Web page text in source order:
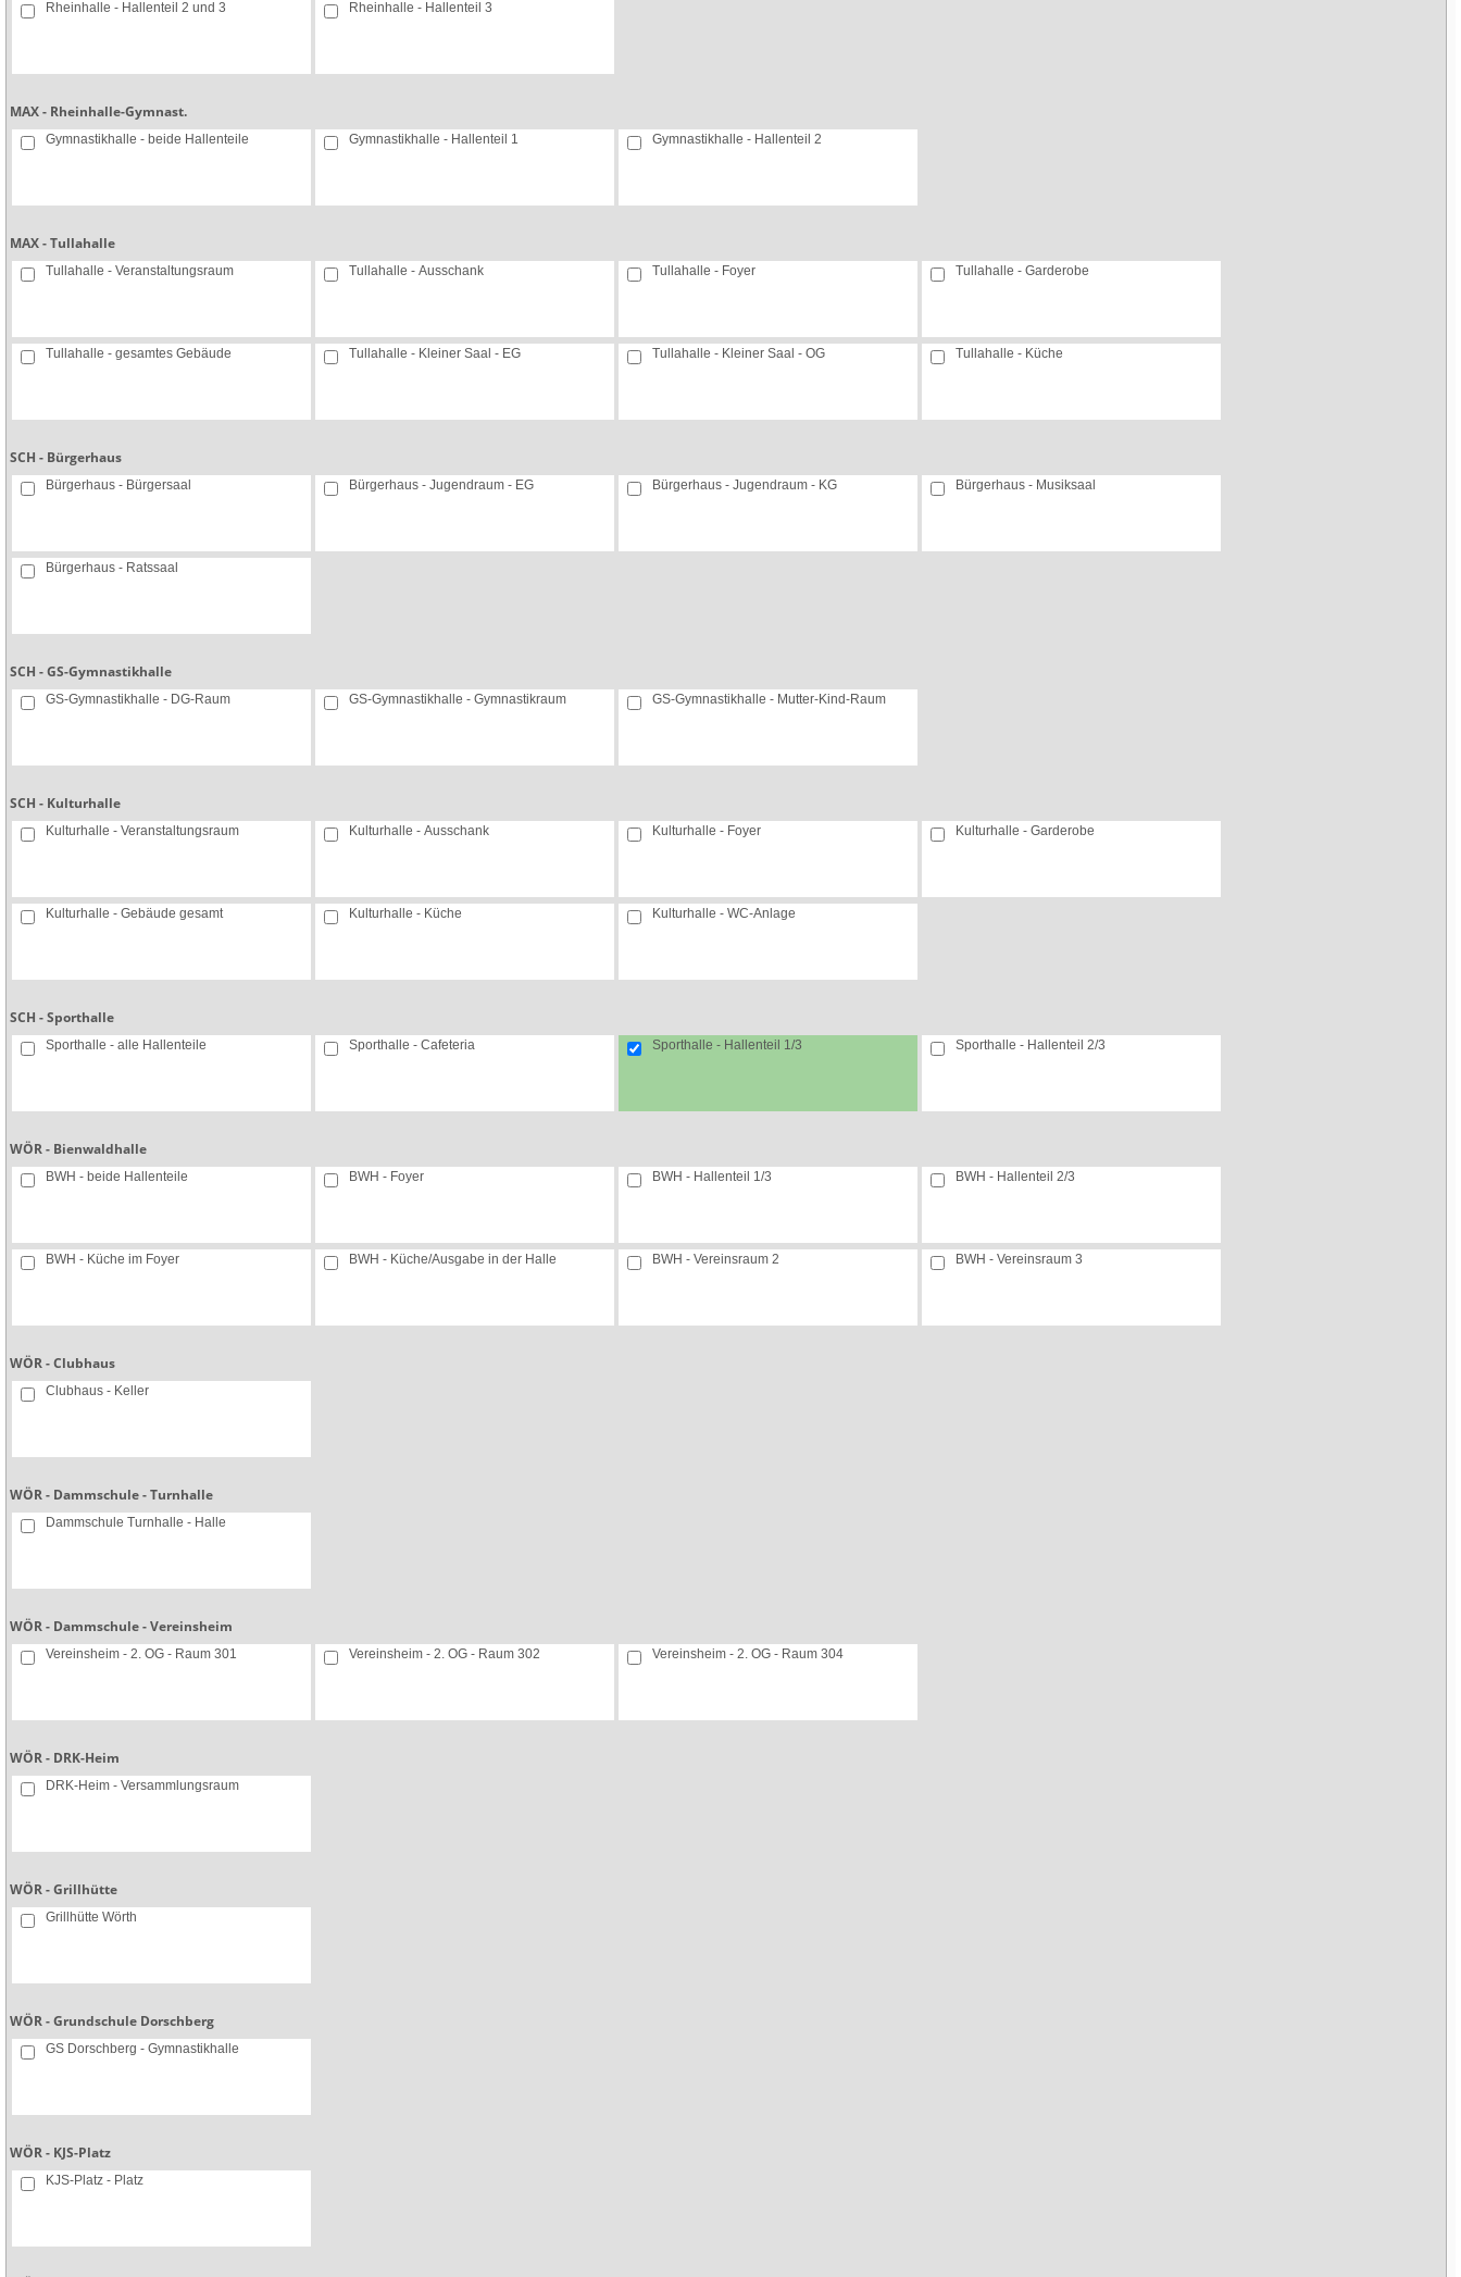
Rheinhalle - Hallenteil 2 und 3 Rheinhalle - Hallenteil 3
MAX - Rheinhalle-Gymnast.
Gymnastikhalle - beide Hallenteile Gymnastikhalle - Hallenteil 1 Gymnastikhalle - Hallenteil 2
MAX - Tullahalle
Tullahalle - Veranstaltungsraum Tullahalle - Ausschank Tullahalle - Foyer Tullahalle - Garderobe
Tullahalle - gesamtes Gebäude Tullahalle - Kleiner Saal - EG Tullahalle - Kleiner Saal - OG Tullahalle - Küche
SCH - Bürgerhaus
Bürgerhaus - Bürgersaal Bürgerhaus - Jugendraum - EG Bürgerhaus - Jugendraum - KG Bürgerhaus - Musiksaal
Bürgerhaus - Ratssaal
SCH - GS-Gymnastikhalle
GS-Gymnastikhalle - DG-Raum GS-Gymnastikhalle - Gymnastikraum GS-Gymnastikhalle - Mutter-Kind-Raum
SCH - Kulturhalle
Kulturhalle - Veranstaltungsraum Kulturhalle - Ausschank Kulturhalle - Foyer Kulturhalle - Garderobe
Kulturhalle - Gebäude gesamt Kulturhalle - Küche Kulturhalle - WC-Anlage
SCH - Sporthalle
Sporthalle - alle Hallenteile Sporthalle - Cafeteria Sporthalle - Hallenteil 1/3 Sporthalle - Hallenteil 2/3
WÖR - Bienwaldhalle
BWH - beide Hallenteile BWH - Foyer BWH - Hallenteil 1/3 BWH - Hallenteil 2/3
BWH - Küche im Foyer BWH - Küche/Ausgabe in der Halle BWH - Vereinsraum 2 BWH - Vereinsraum 3
WÖR - Clubhaus
Clubhaus - Keller
WÖR - Dammschule - Turnhalle
Dammschule Turnhalle - Halle
WÖR - Dammschule - Vereinsheim
Vereinsheim - 2. OG - Raum 301 Vereinsheim - 2. OG - Raum 302 Vereinsheim - 2. OG - Raum 304
WÖR - DRK-Heim
DRK-Heim - Versammlungsraum
WÖR - Grillhütte
Grillhütte Wörth
WÖR - Grundschule Dorschberg
GS Dorschberg - Gymnastikhalle
WÖR - KJS-Platz
KJS-Platz - Platz